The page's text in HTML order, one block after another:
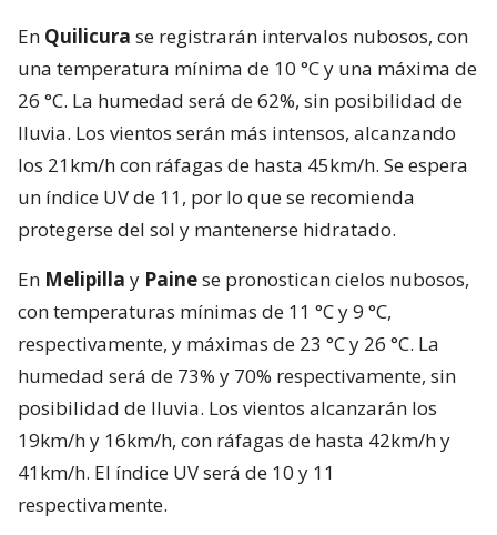
En Quilicura se registrarán intervalos nubosos, con
una temperatura mínima de 10 °C y una máxima de
26 °C. La humedad será de 62%, sin posibilidad de
lluvia. Los vientos serán más intensos, alcanzando
los 21km/h con ráfagas de hasta 45km/h. Se espera
un índice UV de 11, por lo que se recomienda
protegerse del sol y mantenerse hidratado.
En Melipilla y Painese pronostican cielos nubosos,
con temperaturas mínimas de 11 °C y 9 °C,
respectivamente, y máximas de 23 °C y 26 °C. La
humedad será de 73% y 70% respectivamente, sin
posibilidad de lluvia. Los vientos alcanzarán los
19km/h y 16km/h, con ráfagas de hasta 42km/h y
41km/h. El índice UV será de 10 y 11
respectivamente.